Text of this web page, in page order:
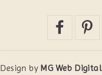
Design by MG Web Digital